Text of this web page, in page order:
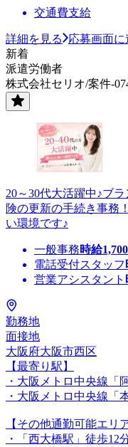
交通費支給
詳細を見る
応募画面に
新着
派遣労働者
株式会社セリオ/案件-
20～30代大活躍中♪ブ
険の更新の手続き事務
い環境です♪
一般事務時給1,700
電話受付スタッフ
営業アシスタント
勤務地
面接地
大阪府大阪市西区
【最寄り駅】
・大阪メトロ中央線「
・大阪メトロ中央線「
【その他通勤可能エリ
・「西大橋駅」徒歩12